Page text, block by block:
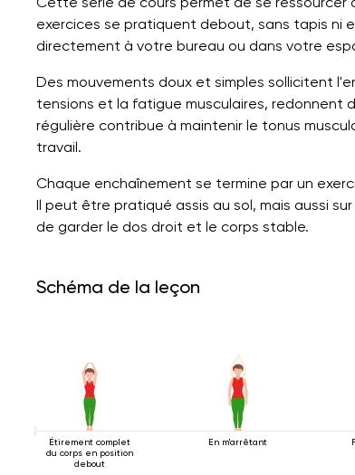
exercices se pratiquent debout, sans tapis ni
directement à votre bureau ou dans votre
Des mouvements doux et simples sollicitent
tensions et la fatigue musculaires, redonnent
régulière contribue à maintenir le tonus
travail.
Chaque enchaînement se termine par un
Il peut être pratiqué assis au sol, mais aussi
de garder le dos droit et le corps stable.
Schéma de la leçon
Étirement complet
du corps en position
debout
En m'arrêtant